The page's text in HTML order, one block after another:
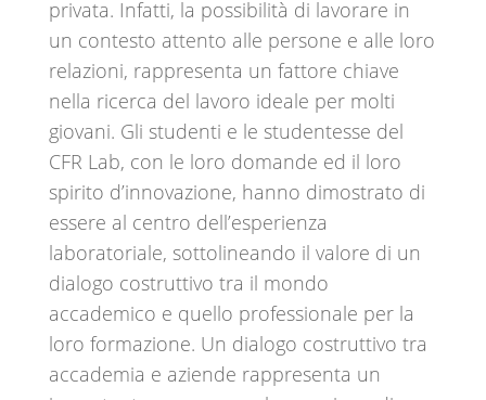
privata. Infatti, la possibilità di lavorare in
un contesto attento alle persone e alle loro
relazioni, rappresenta un fattore chiave
nella ricerca del lavoro ideale per molti
giovani. Gli studenti e le studentesse del
CFR Lab, con le loro domande ed il loro
spirito d’innovazione, hanno dimostrato di
essere al centro dell’esperienza
laboratoriale, sottolineando il valore di un
dialogo costruttivo tra il mondo
accademico e quello professionale per la
loro formazione. Un dialogo costruttivo tra
accademia e aziende rappresenta un